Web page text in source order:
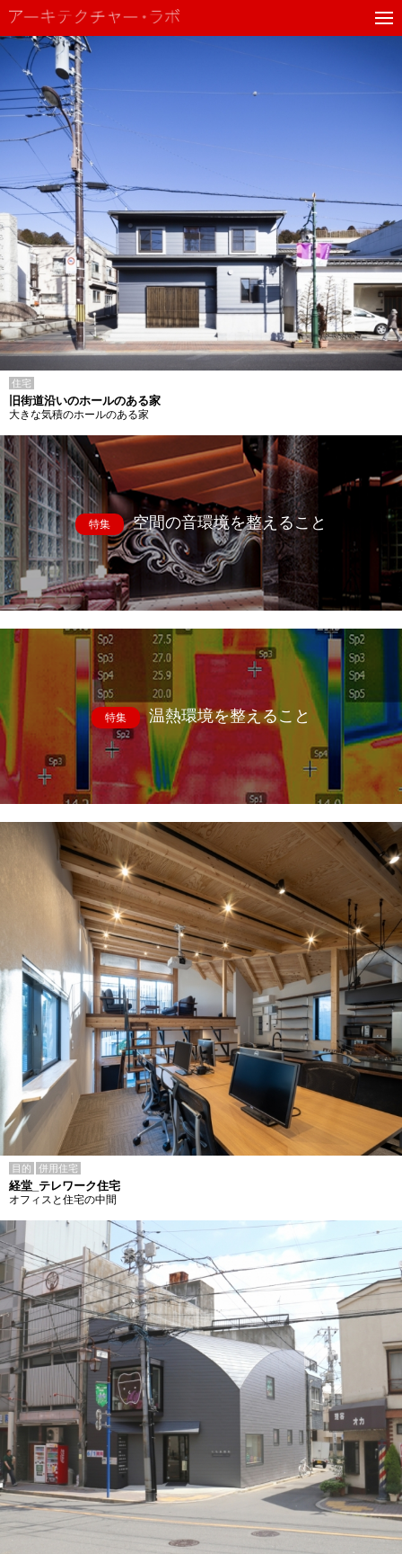
住宅
旧街道沿いのホールのある家
大きな気積のホールのある家
特集 空間の音環境を整えること
特集 温熱環境を整えること
目的 併用住宅
経堂_テレワーク住宅
オフィスと住宅の中間